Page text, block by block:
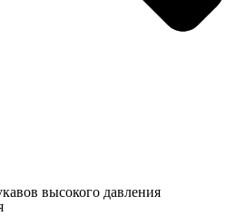
высокого давления